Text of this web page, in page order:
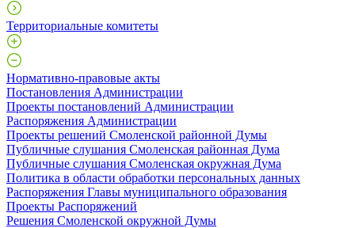
Территориальные комитеты
Нормативно-правовые акты
Постановления Администрации
Проекты постановлений Администрации
Распоряжения Администрации
Проекты решений Смоленской районной Думы
Публичные слушания Смоленская районная Дума
Публичные слушания Смоленская окружная Дума
Политика в области обработки персональных данных
Распоряжения Главы муниципального образования
Проекты Распоряжений
Решения Смоленской окружной Думы